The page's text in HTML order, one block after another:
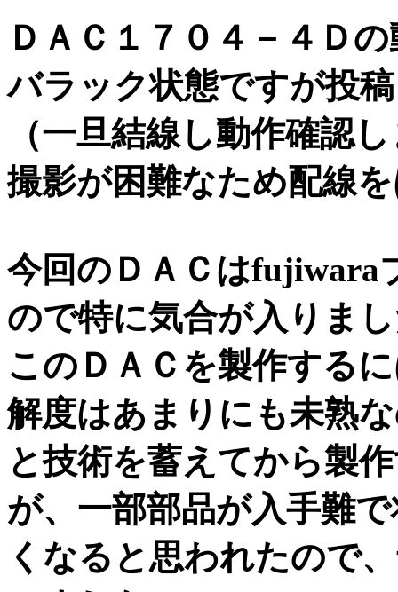
ＤＡＣ１７０４－４Ｄ
バラック状態ですが投
（一旦結線し動作確認
撮影が困難なため配線
今回のＤＡＣはfujiwara
ので特に気合が入りま
このＤＡＣを製作する
解度はあまりにも未熟
と技術を蓄えてから製
が、一部部品が入手難
くなると思われたので